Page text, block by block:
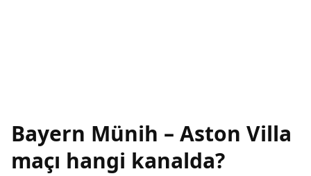
Bayern Münih – Aston Villa
maçı hangi kanalda?